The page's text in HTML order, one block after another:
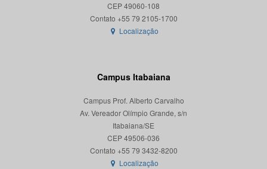
CEP 49060-108
Localização
Campus Itabaiana
Campus Prof. Alberto Carvalho
Av. Vereador Olímpio Grande, s/n
Itabaiana/SE
CEP 49506-036
Localização